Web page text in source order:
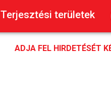
Terjesztési területek
ADJA FEL HIRDETÉSÉT